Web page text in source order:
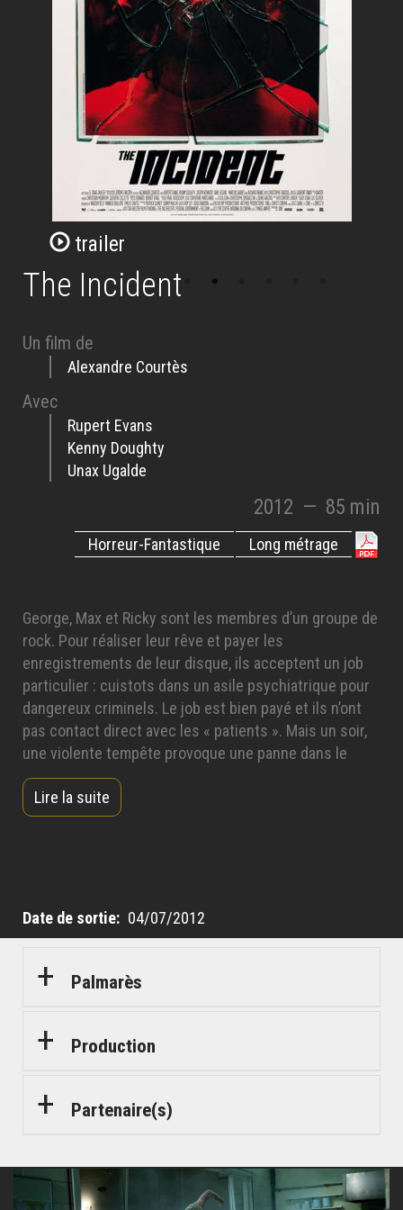
trailer
The Incident
Un film de
Alexandre Courtès
Avec
Rupert Evans
Kenny Doughty
Unax Ugalde
2012 — 85 min
Long métrage
Horreur-Fantastique
George, Max et Ricky sont les membres d’un groupe de
rock. Pour réaliser leur rêve et payer les
enregistrements de leur disque, ils acceptent un job
particulier : cuistots dans un asile psychiatrique pour
dangereux criminels. Le job est bien payé et ils n’ont
pas contact direct avec les « patients ». Mais un soir,
une violente tempête provoque une panne dans le
système de sécurité et permet aux « fous » de se
libérer et de prendre le pouvoir dans l’asile…
Lire la suite
Date de sortie 04/07/2012
Palmarès
Production
Partenaire(s)
© Maud Bernos/SND
© Maud Bernos/SND